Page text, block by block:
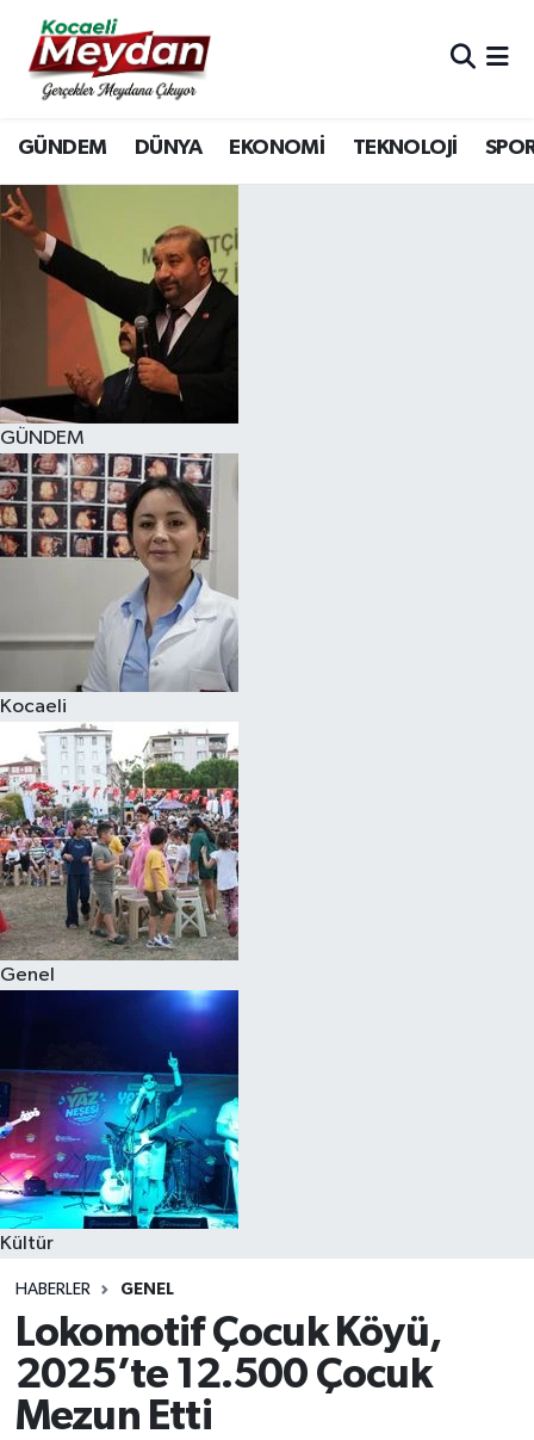
GÜNDEM DÜNYA EKONOMİ TEKNOLOJİ
GÜNDEM
Kocaeli
Genel
Kültür
HABERLER GENEL
Lokomotif Çocuk Köyü,
2025’te 12.500 Çocuk
Mezun Etti
Nöbetçi Eczaneler
Hava Durumu
Trafik Durumu
Süper Lig Puan Durumu ve Fikstür
Tüm Manşetler
Son Dakika Haberleri
Haber Arşivi